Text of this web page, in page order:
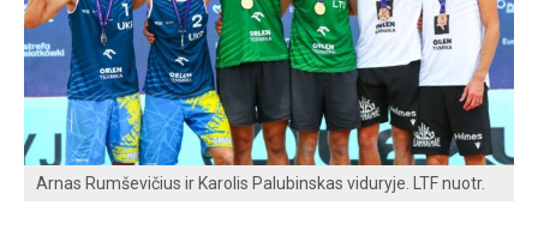
Arnas Rumševičius ir Karolis Palubinskas viduryje. LTF nuotr.